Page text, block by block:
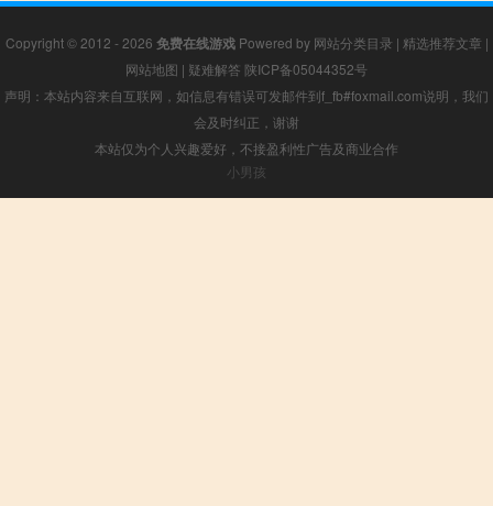
Copyright © 2012 - 2026 免费在线游戏Powered by 网站分类目录 | 精选推荐文章 |
网站地图 | 疑难解答 陕ICP备05044352号
声明：本站内容来自互联网，如信息有错误可发邮件到f_fb#foxmail.com说明，我们
会及时纠正，谢谢
本站仅为个人兴趣爱好，不接盈利性广告及商业合作
小男孩